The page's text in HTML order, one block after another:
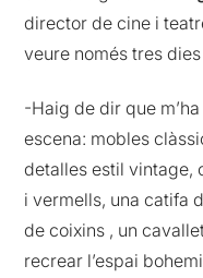
director de cine i
veure només tres
-Haig de dir que
escena: mobles
detalles estil vintage,
i vermells, una catifa
de coixins , un
recrear l’espai